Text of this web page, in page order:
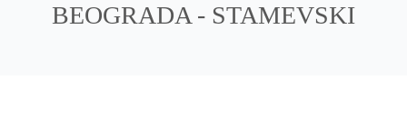
BEOGRADA - STAMEVSKI